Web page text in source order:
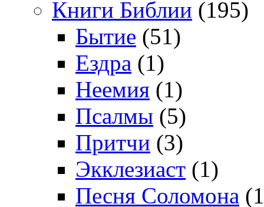
Книги Библии (195)
Бытие (51)
Ездра (1)
Неемия (1)
Псалмы (5)
Притчи (3)
Экклезиаст (1)
Песня Соломона